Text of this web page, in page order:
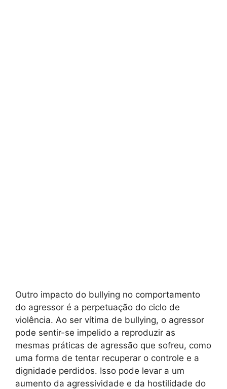
Outro impacto do bullying no comportamento
do agressor é a perpetuação do ciclo de
violência. Ao ser vítima de bullying, o agressor
pode sentir-se impelido a reproduzir as
mesmas práticas de agressão que sofreu, como
uma forma de tentar recuperar o controle e a
dignidade perdidos. Isso pode levar a um
aumento da agressividade e da hostilidade do